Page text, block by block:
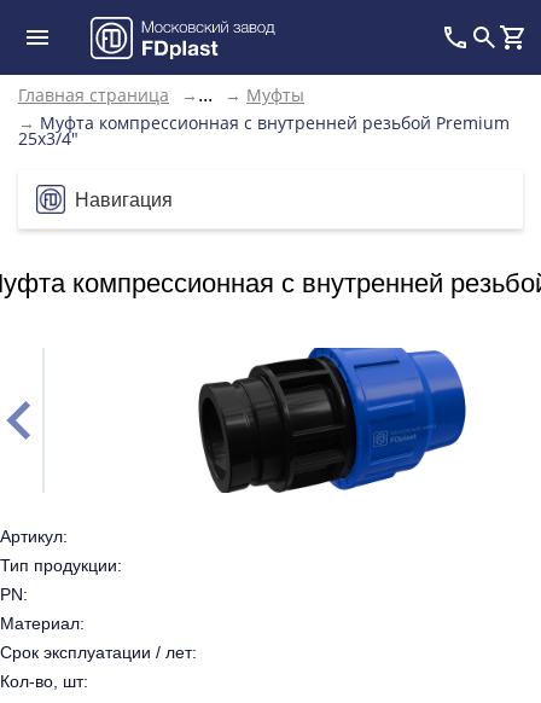
Главная страница → ... → Муфты
→ Муфта компрессионная с внутренней резьбой Premium
25x3/4"
Навигация
компрессионная с внутренней
Артикул:
Тип продукции:
PN:
Материал:
Срок эксплуатации / лет:
Кол-во, шт: